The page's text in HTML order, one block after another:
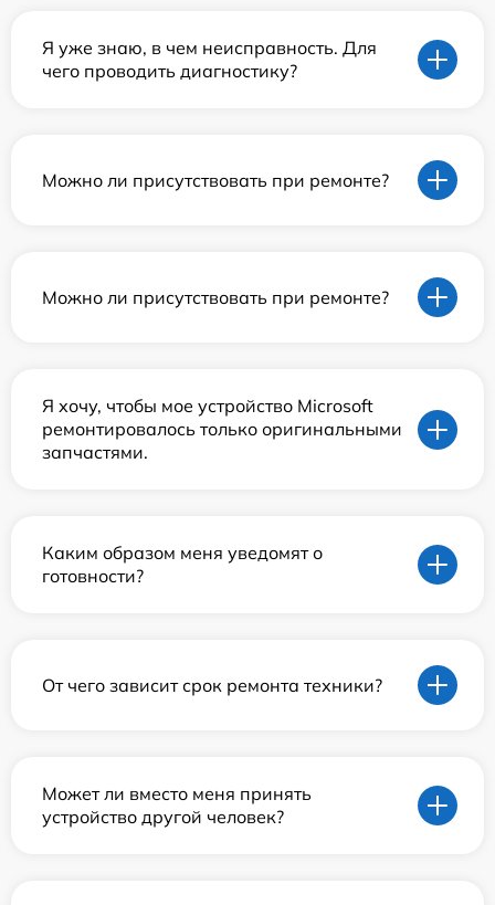
Я уже знаю, в чем неисправность. Для
чего проводить диагностику?
Можно ли присутствовать при ремонте?
Можно ли присутствовать при ремонте?
Я хочу, чтобы мое устройство Microsoft
ремонтировалось только оригинальными
запчастями.
Каким образом меня уведомят о
готовности?
От чего зависит срок ремонта техники?
Может ли вместо меня принять
устройство другой человек?